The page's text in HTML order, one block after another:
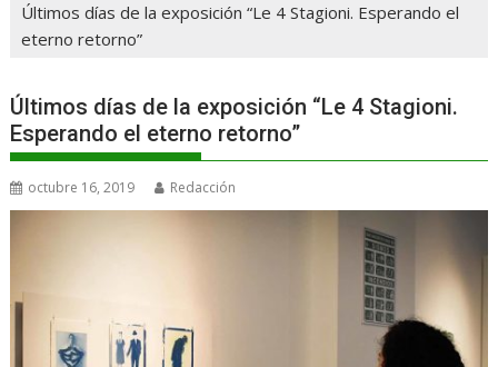
Últimos días de la exposición “Le 4 Stagioni. Esperando el
eterno retorno”
Últimos días de la exposición “Le 4 Stagioni.
Esperando el eterno retorno”
octubre 16, 2019 Redacción